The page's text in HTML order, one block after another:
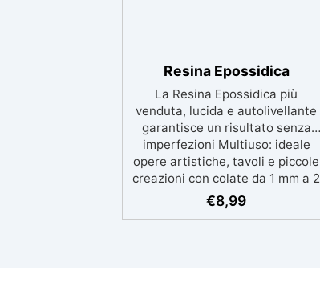
Resina Epossidica
La Resina Epossidica più
venduta, lucida e autolivellante
garantisce un risultato senza
imperfezioni Multiuso: ideale
opere artistiche, tavoli e piccole
creazioni con colate da 1 mm a 2
cm Resistente ai graffi e ai raggi
UV, garantendo opere durature,
€8,99